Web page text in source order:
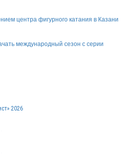
центра фигурного катания в Казани
международный сезон с серии
2026